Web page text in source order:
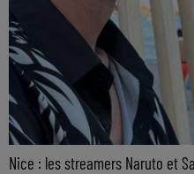
Nice : les streamers Naruto et